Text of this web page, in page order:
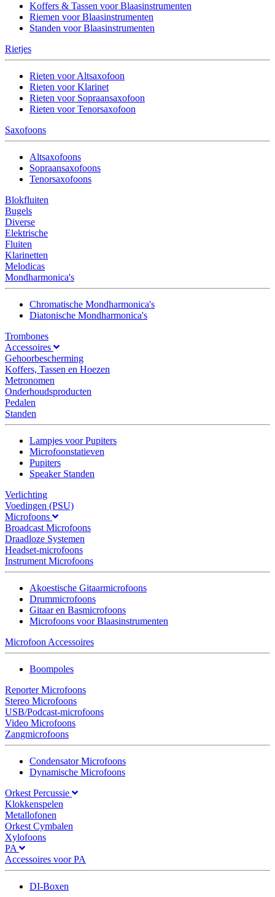
Koffers & Tassen voor Blaasinstrumenten
Riemen voor Blaasinstrumenten
Standen voor Blaasinstrumenten
Rietjes
Rieten voor Altsaxofoon
Rieten voor Klarinet
Rieten voor Sopraansaxofoon
Rieten voor Tenorsaxofoon
Saxofoons
Altsaxofoons
Sopraansaxofoons
Tenorsaxofoons
Blokfluiten
Bugels
Diverse
Elektrische
Fluiten
Klarinetten
Melodicas
Mondharmonica's
Chromatische Mondharmonica's
Diatonische Mondharmonica's
Trombones
Accessoires
Gehoorbescherming
Koffers, Tassen en Hoezen
Metronomen
Onderhoudsproducten
Pedalen
Standen
Lampjes voor Pupiters
Microfoonstatieven
Pupiters
Speaker Standen
Verlichting
Voedingen (PSU)
Microfoons
Broadcast Microfoons
Draadloze Systemen
Headset-microfoons
Instrument Microfoons
Akoestische Gitaarmicrofoons
Drummicrofoons
Gitaar en Basmicrofoons
Microfoons voor Blaasinstrumenten
Microfoon Accessoires
Boompoles
Reporter Microfoons
Stereo Microfoons
USB/Podcast-microfoons
Video Microfoons
Zangmicrofoons
Condensator Microfoons
Dynamische Microfoons
Orkest Percussie
Klokkenspelen
Metallofonen
Orkest Cymbalen
Xylofoons
PA
Accessoires voor PA
DI-Boxen